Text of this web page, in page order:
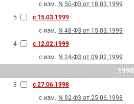
с изм. N 50-Ф3 от 18.03.1999
5
с 15.03.1999
с изм. N 48-Ф3 от 15.03.1999
4
с 12.02.1999
с изм. N 24-Ф3 от 09.02.1999
1998
3
с 27.06.1998
с изм. N 92-Ф3 от 25.06.1998